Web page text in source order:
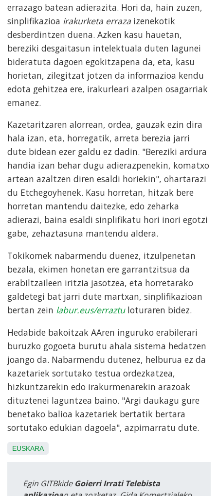
errazago batean adierazita. Hori da, hain zuzen,
sinplifikazioa irakurketa erraza izenekotik
desberdintzen duena. Azken kasu hauetan,
bereziki desgaitasun intelektuala duten lagunei
bideratuta dagoen egokitzapena da, eta, kasu
horietan, zilegitzat jotzen da informazioa kendu
edota gehitzea ere, irakurleari azalpen osagarriak
emanez.
Kazetaritzaren alorrean, ordea, gauzak ezin dira
hala izan, eta, horregatik, arreta berezia jarri
dute bidean ezer galdu ez dadin. "Bereziki ardura
handia izan behar dugu adierazpenekin, komatxo
artean azaltzen diren esaldi horiekin", ohartarazi
du Etchegoyhenek. Kasu horretan, hitzak bere
horretan mantendu daitezke, edo zeharka
adierazi, baina esaldi sinplifikatu hori inori egotzi
gabe, zehaztasuna mantendu aldera.
Tokikomek nabarmendu duenez, itzulpenetan
bezala, ekimen honetan ere garrantzitsua da
erabiltzaileen iritzia jasotzea, eta horretarako
galdetegi bat jarri dute martxan, sinplifikazioan
bertan zein labur.eus/erraztuloturaren bidez.
Hedabide bakoitzak AAren inguruko erabilerari
buruzko gogoeta burutu ahala sistema hedatzen
joango da. Nabarmendu dutenez, helburua ez da
kazetariek sortutako testua ordezkatzea,
hizkuntzarekin edo irakurmenarekin arazoak
dituztenei laguntzea baino. "Argi daukagu gure
benetako balioa kazetariek bertatik bertara
sortutako edukian dagoela", azpimarratu dute.
EUSKARA
Egin GITBkide Goierri Irrati Telebista